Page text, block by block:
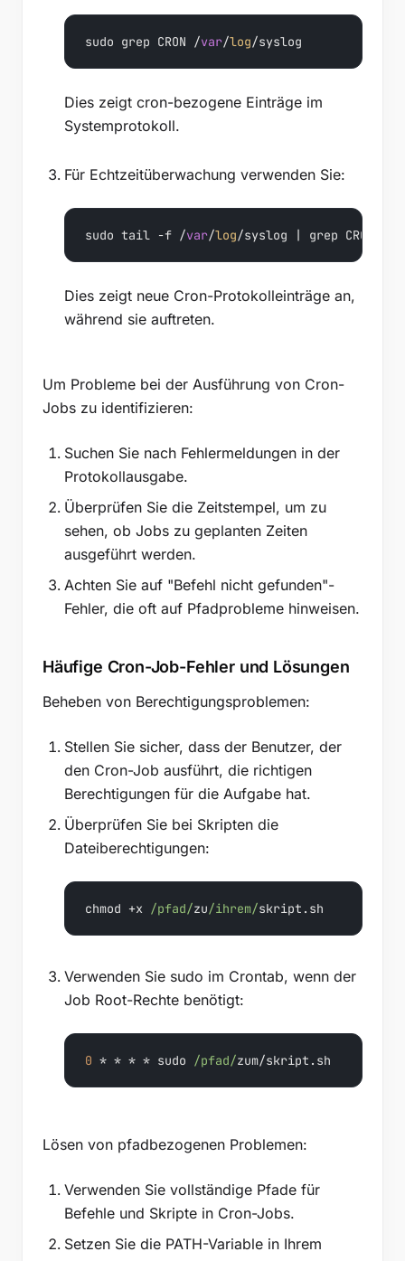
sudo grep CRON /var/log/syslog
Dies zeigt cron-bezogene Einträge im
Systemprotokoll.
Für Echtzeitüberwachung verwenden Sie:
sudo tail -f /var/log/syslog | grep CRON
Dies zeigt neue Cron-Protokolleinträge an,
während sie auftreten.
Um Probleme bei der Ausführung von Cron-
Jobs zu identifizieren:
Suchen Sie nach Fehlermeldungen in der
Protokollausgabe.
Überprüfen Sie die Zeitstempel, um zu
sehen, ob Jobs zu geplanten Zeiten
ausgeführt werden.
Achten Sie auf "Befehl nicht gefunden"-
Fehler, die oft auf Pfadprobleme hinweisen.
Häufige Cron-Job-Fehler und Lösungen
Beheben von Berechtigungsproblemen:
Stellen Sie sicher, dass der Benutzer, der
den Cron-Job ausführt, die richtigen
Berechtigungen für die Aufgabe hat.
Überprüfen Sie bei Skripten die
Dateiberechtigungen:
chmod +x /pfad/zu/ihrem/skript.sh
Verwenden Sie sudo im Crontab, wenn der
Job Root-Rechte benötigt:
0 * * * * sudo /pfad/zum/skript.sh
Lösen von pfadbezogenen Problemen:
Verwenden Sie vollständige Pfade für
Befehle und Skripte in Cron-Jobs.
Setzen Sie die PATH-Variable in Ihrem